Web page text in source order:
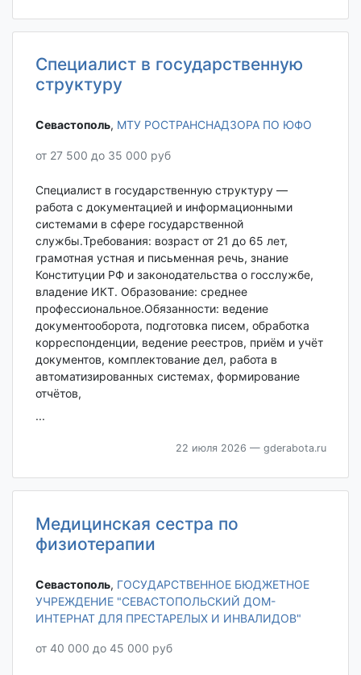
Специалист в государственную
структуру
Севастополь‎, МТУ РОСТРАНСНАДЗОРА ПО ЮФО
от 27 500 до 35 000 руб
Специалист в государственную структуру —
работа с документацией и информационными
системами в сфере государственной
службы.Требования: возраст от 21 до 65 лет,
грамотная устная и письменная речь, знание
Конституции РФ и законодательства о госслужбе,
владение ИКТ. Образование: среднее
профессиональное.Обязанности: ведение
документооборота, подготовка писем, обработка
корреспонденции, ведение реестров, приём и учёт
документов, комплектование дел, работа в
автоматизированных системах, формирование
отчётов,
...
22 июля 2026 — gderabota.ru
Медицинская сестра по
физиотерапии
Севастополь‎, ГОСУДАРСТВЕННОЕ БЮДЖЕТНОЕ
УЧРЕЖДЕНИЕ "СЕВАСТОПОЛЬСКИЙ ДОМ-
ИНТЕРНАТ ДЛЯ ПРЕСТАРЕЛЫХ И ИНВАЛИДОВ"
от 40 000 до 45 000 руб